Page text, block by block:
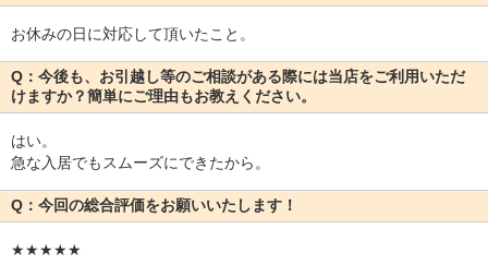
お休みの日に対応して頂いたこと。
Q：今後も、お引越し等のご相談がある際には当店をご利用いただ
けますか？簡単にご理由もお教えください。
はい。
急な入居でもスムーズにできたから。
Q：今回の総合評価をお願いいたします！
★★★★★